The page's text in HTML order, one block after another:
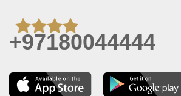
+97180044444